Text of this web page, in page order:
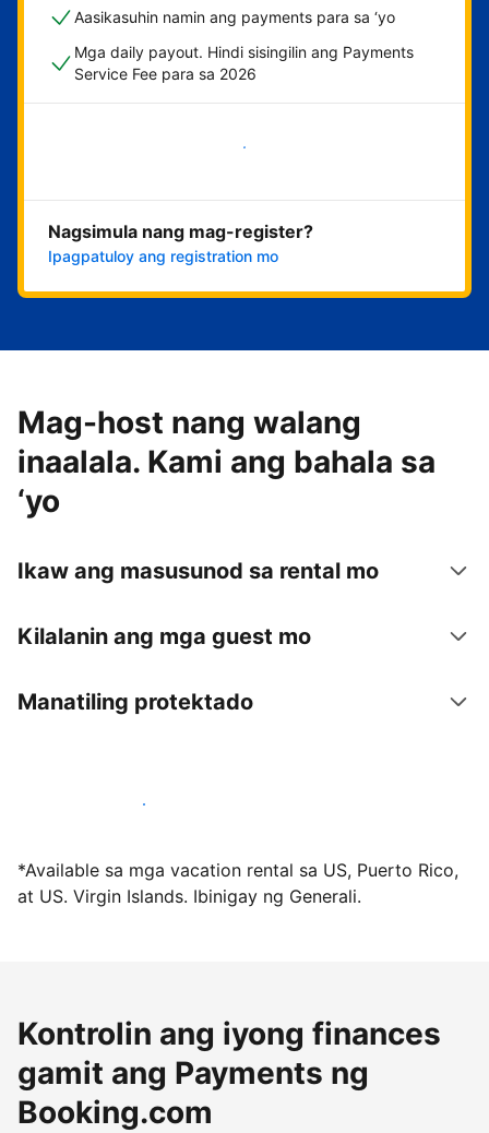
Aasikasuhin namin ang payments para sa ‘yo
Mga daily payout. Hindi sisingilin ang Payments
Service Fee para sa 2026
Magsimula na
Nagsimula nang mag-register?
Ipagpatuloy ang registration mo
Mag-host nang walang
inaalala. Kami ang bahala sa
‘yo
Ikaw ang masusunod sa rental mo
Kilalanin ang mga guest mo
Manatiling protektado
Mag-host sa amin ngayon
*Available sa mga vacation rental sa US, Puerto Rico,
at US. Virgin Islands. Ibinigay ng Generali.
Kontrolin ang iyong finances
gamit ang Payments ng
Booking.com